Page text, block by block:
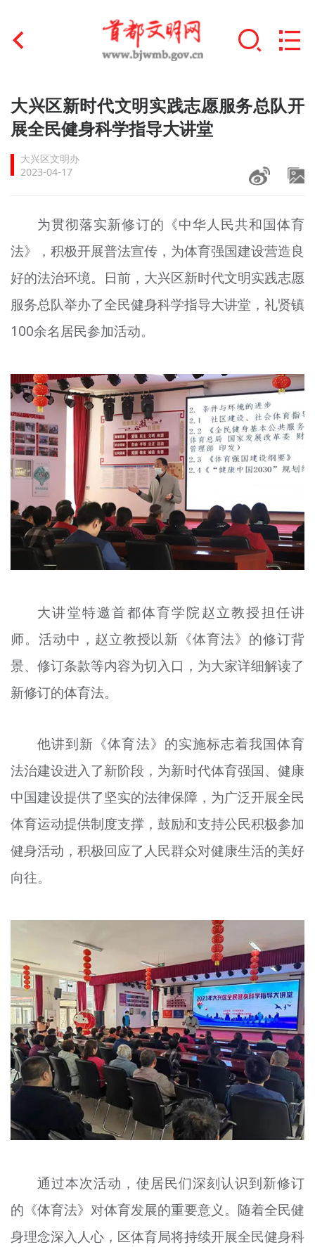
首页
文明创建
文明实践
未成年人思想道德建设
榜样人物
+
身边好人
文明评论
宣传思想文化人才
专题
资料库
+
大兴区新时代文明实践志愿服务总队开
展全民健身科学指导大讲堂
大兴区文明办
2023-04-17
为贯彻落实新修订的《中华人民共和国体育
法》，积极开展普法宣传，为体育强国建设营造良
好的法治环境。日前，大兴区新时代文明实践志愿
服务总队举办了全民健身科学指导大讲堂，礼贤镇
100余名居民参加活动。
大讲堂特邀首都体育学院赵立教授担任讲
师。活动中，赵立教授以新《体育法》的修订背
景、修订条款等内容为切入口，为大家详细解读了
新修订的体育法。
他讲到新《体育法》的实施标志着我国体育
法治建设进入了新阶段，为新时代体育强国、健康
中国建设提供了坚实的法律保障，为广泛开展全民
体育运动提供制度支撑，鼓励和支持公民积极参加
健身活动，积极回应了人民群众对健康生活的美好
向往。
通过本次活动，使居民们深刻认识到新修订
的《体育法》对体育发展的重要意义。随着全民健
身理念深入人心，区体育局将持续开展全民健身科